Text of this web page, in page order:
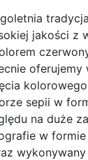
jakości z
sepii w
na duże
w